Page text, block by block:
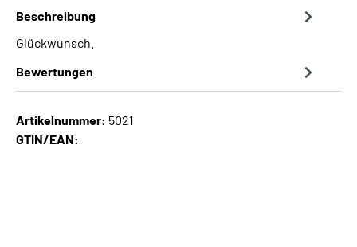
Beschreibung
Glückwunsch.
Bewertungen
Artikelnummer: 5021
GTIN/EAN: